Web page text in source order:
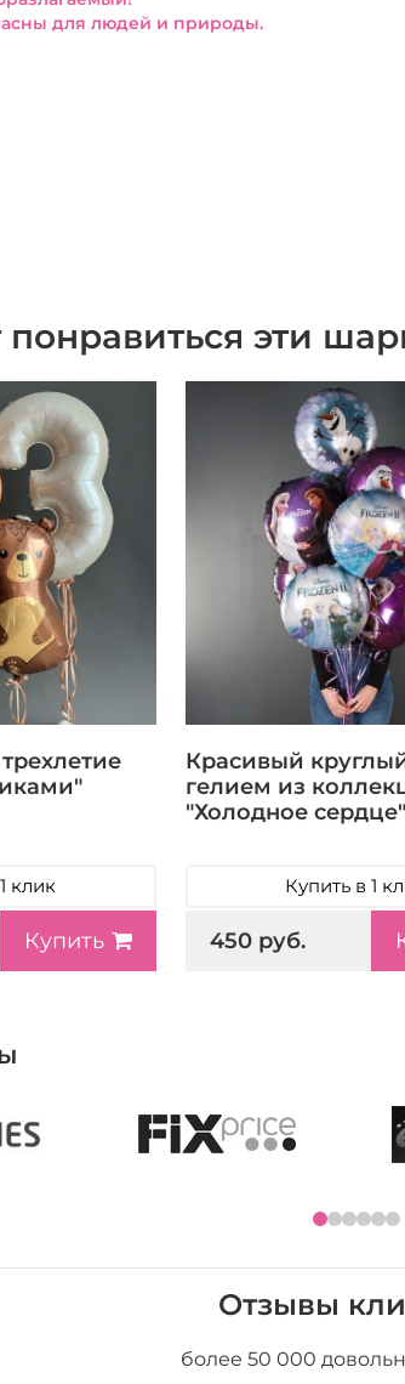
для людей и природы.
эти
клик
Купить
Красивый
гелием из
"Холодное сердце"
Купить в 1
450 руб.
Отзывы
более 50 000